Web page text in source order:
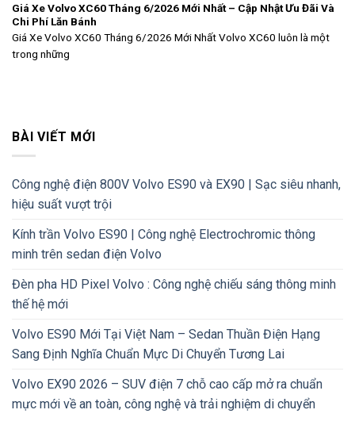
Giá Xe Volvo XC60 Tháng 6/2026 Mới Nhất – Cập Nhật Ưu Đãi Và
Chi Phí Lăn Bánh
Giá Xe Volvo XC60 Tháng 6/2026 Mới Nhất Volvo XC60 luôn là một
trong những
BÀI VIẾT MỚI
Công nghệ điện 800V Volvo ES90 và EX90 | Sạc siêu nhanh,
hiệu suất vượt trội
Kính trần Volvo ES90 | Công nghệ Electrochromic thông
minh trên sedan điện Volvo
Đèn pha HD Pixel Volvo : Công nghệ chiếu sáng thông minh
thế hệ mới
Volvo ES90 Mới Tại Việt Nam – Sedan Thuần Điện Hạng
Sang Định Nghĩa Chuẩn Mực Di Chuyển Tương Lai
Volvo EX90 2026 – SUV điện 7 chỗ cao cấp mở ra chuẩn
mực mới về an toàn, công nghệ và trải nghiệm di chuyển